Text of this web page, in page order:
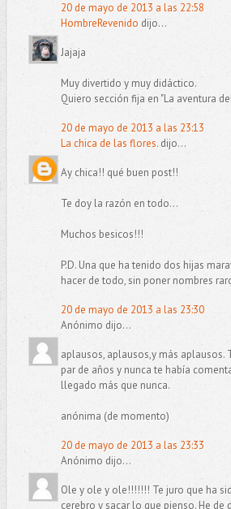
20 de mayo de 2013 a las 22:58
HombreRevenido dijo...
Jajaja
Muy divertido y muy didáctico.
Quiero sección fija en "La aventura
20 de mayo de 2013 a las 23:13
La chica de las flores.dijo...
Ay chica!! qué buen post!!
Te doy la razón en todo...
Muchos besicos!!!
P.D. Una que ha tenido dos hijas
hacer de todo, sin poner nombres
20 de mayo de 2013 a las 23:30
Anónimo dijo...
aplausos, aplausos,y más aplausos.
par de años y nunca te había
llegado más que nunca.
anónima (de momento)
20 de mayo de 2013 a las 23:33
Anónimo dijo...
Ole y ole y ole!!!!!!! Te juro que ha
cerebro y sacar lo que pienso. He de